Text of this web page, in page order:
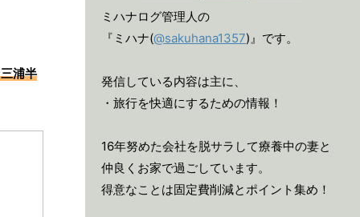
浦半
ミハナログ管理人の
『ミハナ(@sakuhana1357)』です。
発信している内容は主に、
・旅行を快適にするための情報！
16年努めた会社を脱サラして療養中の妻と
仲良くお家で過ごしています。
得意なことは固定費削減とポイント集め！